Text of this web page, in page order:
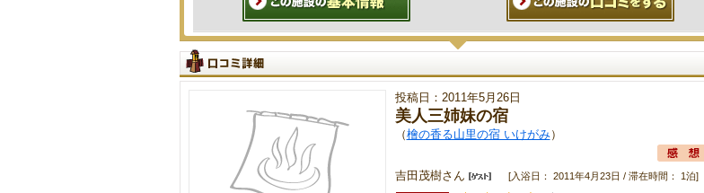
投稿日：2011年5月26日
美人三姉妹の宿
（檜の香る山里の宿 いけがみ）
吉田茂樹さん [入浴日： 2011年4月23日 / 滞在時間： 1泊]